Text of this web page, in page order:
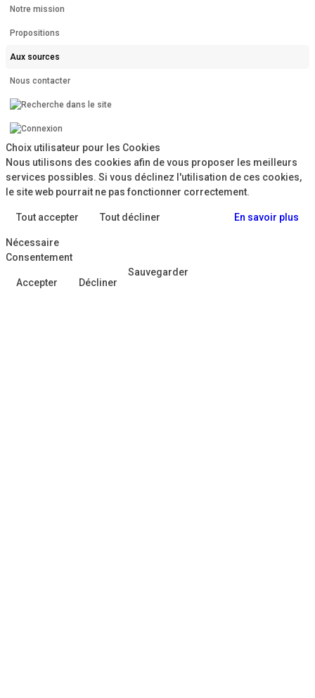
Notre mission
Propositions
Aux sources
Nous contacter
Choix utilisateur pour les Cookies
Nous utilisons des cookies afin de vous proposer les meilleurs
services possibles. Si vous déclinez l'utilisation de ces cookies,
le site web pourrait ne pas fonctionner correctement.
Tout accepter Tout décliner En savoir plus
Nécessaire
Consentement
Accepter Décliner
Sauvegarder